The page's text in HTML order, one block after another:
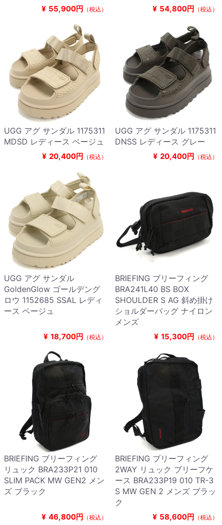
¥ 55,900円 （税込） ¥ 54,800円 （税込）
UGG アグ サンダル 1175311
MDSD レディース ベージュ
¥ 20,400円 （税込）
UGG アグ サンダル 1175311
DNSS レディース グレー
¥ 20,400円 （税込）
UGG アグ サンダル
GoldenGlow ゴールデング
ロウ 1152685 SSAL レディ
ース ベージュ
¥ 18,700円 （税込）
BRIEFING ブリーフィング
BRA241L40 BS BOX
SHOULDER S AG 斜め掛け
ショルダーバッグ ナイロン
メンズ
¥ 15,300円 （税込）
BRIEFING ブリーフィング
リュック BRA233P21 010
SLIM PACK MW GEN2 メン
ズ ブラック
¥ 46,800円 （税込）
BRIEFING ブリーフィング
2WAY リュック ブリーフケ
ース BRA233P19 010 TR-3
S MW GEN 2 メンズ ブラッ
ク
¥ 58,600円 （税込）